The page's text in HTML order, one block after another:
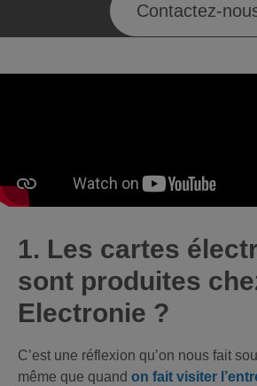
Contactez-
1. Les cartes
sont produites
Electronie ?
C’est une réflexion qu’on nous fait
même que quand on fait visiter